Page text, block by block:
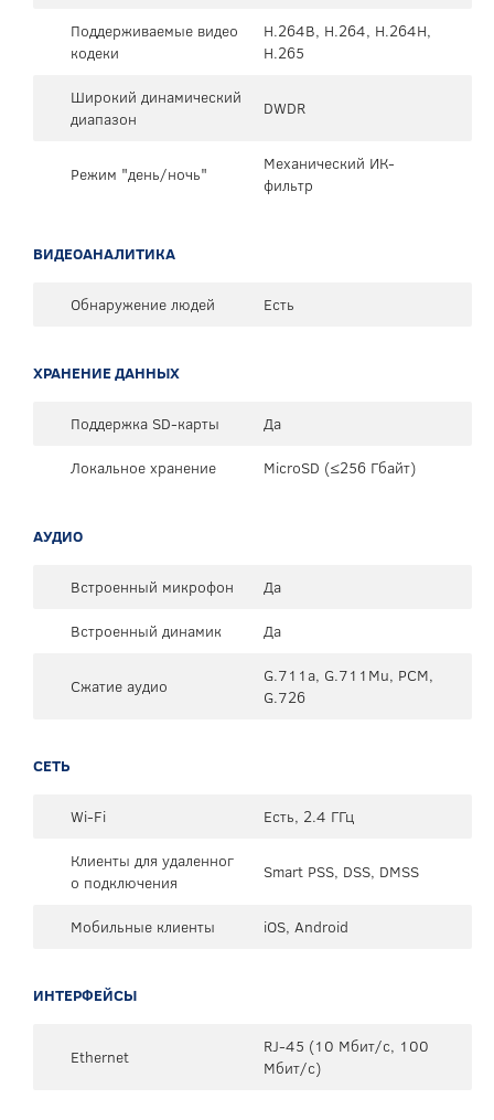
Поддерживаемые видео
кодеки
H.264B, H.264, H.264H,
H.265
Широкий динамический
диапазон
DWDR
Режим "день/ночь"
Механический ИК-
фильтр
ВИДЕОАНАЛИТИКА
Обнаружение людей Есть
ХРАНЕНИЕ ДАННЫХ
Поддержка SD-карты
Да
Локальное хранение
MicroSD (≤256 Гбайт)
АУДИО
Встроенный микрофон
Да
Встроенный динамик
Да
Сжатие аудио
G.711a, G.711Mu, PCM,
G.726
СЕТЬ
Wi-Fi
Есть, 2.4 ГГц
Клиенты для удаленног
о подключения
Smart PSS, DSS, DMSS
Мобильные клиенты iOS, Android
ИНТЕРФЕЙСЫ
Ethernet
RJ-45 (10 Мбит/с, 100
Мбит/с)